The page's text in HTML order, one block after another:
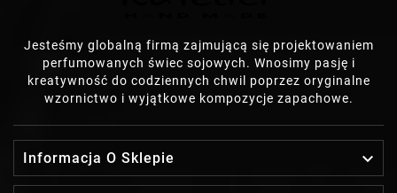
Jesteśmy globalną firmą zajmującą się projektowaniem
perfumowanych świec sojowych. Wnosimy pasję i
kreatywność do codziennych chwil poprzez oryginalne
wzornictwo i wyjątkowe kompozycje zapachowe.
Informacja O Sklepie 